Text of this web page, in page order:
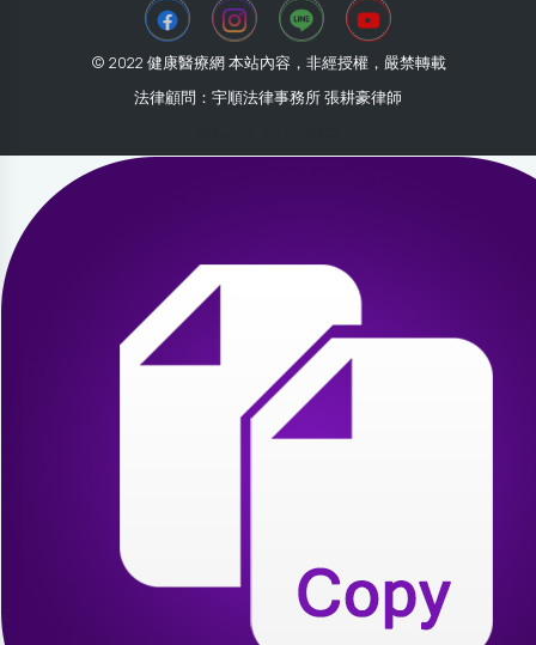
© 2022 健康醫療網 本站內容，非經授權，嚴禁轉載
法律顧問：宇順法律事務所 張耕豪律師